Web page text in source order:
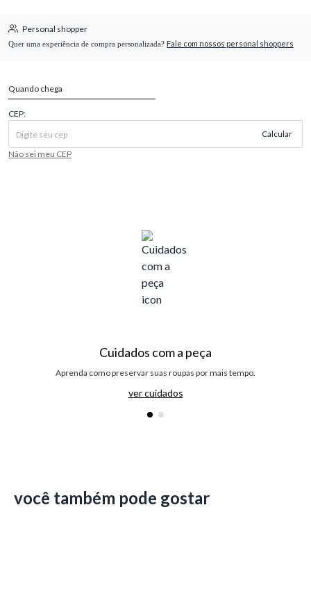
Personal shopper
Quer uma experiência de compra personalizada? Fale com nossos personal shoppers
Quando chega
CEP:
Calcular
Não sei meu CEP
Cuidados com a peça
Aprenda como preservar suas roupas por mais tempo.
ver cuidados
você também pode gostar